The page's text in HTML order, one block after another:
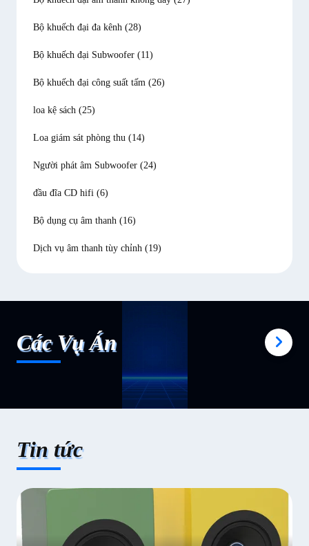
Bộ khuếch đại đa kênh (28)
Bộ khuếch đại Subwoofer (11)
Bộ khuếch đại công suất tấm (26)
loa kệ sách (25)
Loa giám sát phòng thu (14)
Người phát âm Subwoofer (24)
đầu đĩa CD hifi (6)
Bộ dụng cụ âm thanh (16)
Dịch vụ âm thanh tùy chỉnh (19)
Các Vụ Án
Tin tức